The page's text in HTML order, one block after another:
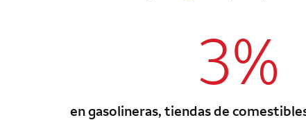
column 1
3%
en gasolineras, tiendas de